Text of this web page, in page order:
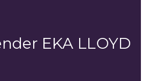
EKA LLOYD